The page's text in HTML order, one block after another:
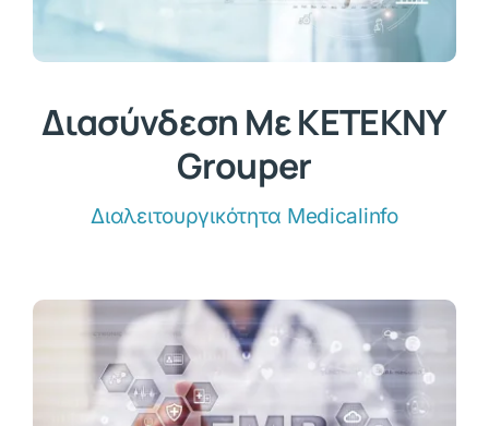
Διασύνδεση Με ΚΕΤΕΚΝΥ
Grouper
Διαλειτουργικότητα Medicalinfo